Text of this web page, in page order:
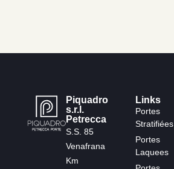
Piquadro
s.r.l.
Petrecca
S.S. 85
Venafrana
Km
Links
Portes
Stratifiées
Portes
Laquees